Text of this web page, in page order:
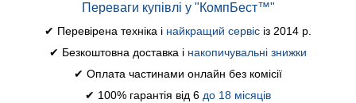
Переваги купівлі у "КомпБест™"
✔ Перевірена техніка і найкращий сервіс із 2014 р.
✔ Безкоштовна доставка і накопичувальні знижки
✔ Оплата частинами онлайн без комісії
✔ 100% гарантія від 6 до 18 місяців